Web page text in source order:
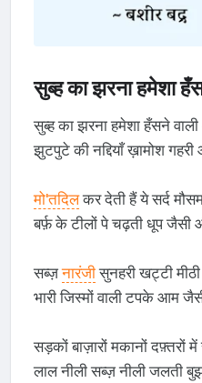
सुब्ह का झरना हमेशा
सुब्ह का झरना हमेशा हँसने
झुटपुटे की नद्दियाँ ख़ामोश
मो'तदिलकर देती हैं ये सर्द
बर्फ़ के टीलों पे चढ़ती धूप जैसी
सब्ज़नारंजीसुनहरी खट्टी
भारी जिस्मों वाली टपके आम
सड़कों बाज़ारों मकानों दफ़्तरों में
लाल नीली सब्ज़ नीली जलती